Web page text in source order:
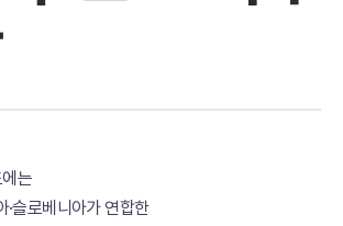
는
·슬로베니아가 연합한